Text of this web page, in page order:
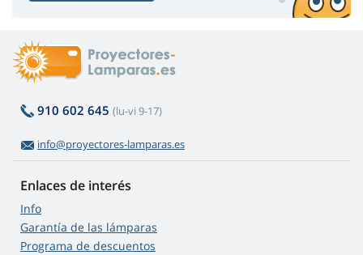
910 602 645 (lu-vi 9-17)
info@proyectores-lamparas.es
Enlaces de interés
Info
Garantía de las lámparas
Programa de descuentos